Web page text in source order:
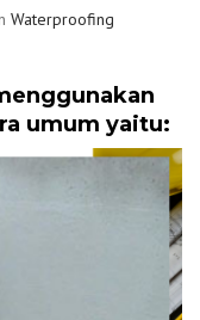
Waterproofing
umum yaitu: